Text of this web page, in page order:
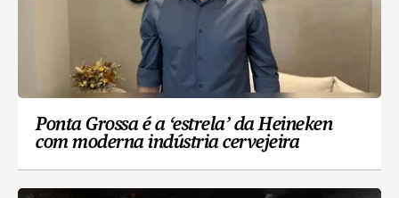
Ponta Grossa é a ‘estrela’ da Heineken
com moderna indústria cervejeira